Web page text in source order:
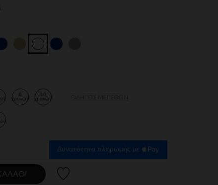
8
χρονών
10
χρονών
Δυνατότητα πληρωμής με